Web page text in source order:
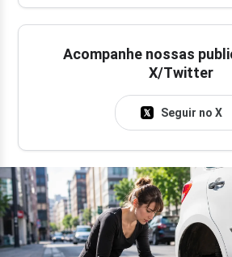
Acompanhe nossas
X/Twitter
Seguir no X